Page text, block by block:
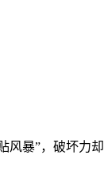
暴”，破坏力